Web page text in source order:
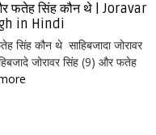
और फतेह सिंह कौन थे | Joravar
in Hindi
सिंह कौन थे साहिबजादा जोरावर
जोरावर सिंह (9) और फतेह